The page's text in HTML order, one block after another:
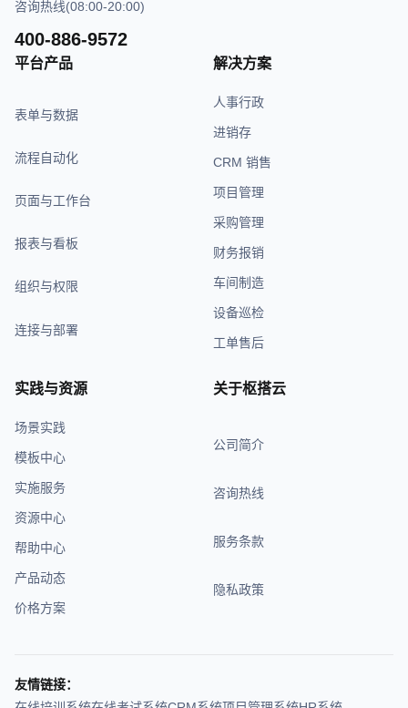
咨询热线(08:00-20:00)
400-886-9572
平台产品
表单与数据
流程自动化
页面与工作台
报表与看板
组织与权限
连接与部署
解决方案
人事行政
进销存
CRM 销售
项目管理
采购管理
财务报销
车间制造
设备巡检
工单售后
实践与资源
场景实践
模板中心
实施服务
资源中心
帮助中心
产品动态
价格方案
关于枢搭云
公司简介
咨询热线
服务条款
隐私政策
友情链接：